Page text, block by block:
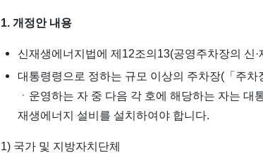
1. 개정안 내용
신재생에너지법에 제12조의13(공영주차장의 신
대통령령으로 정하는 규모 이상의 주차장(「주
ㆍ운영하는 자 중 다음 각 호에 해당하는 자는 대
재생에너지 설비를 설치하여야 합니다.
1) 국가 및 지방자치단체